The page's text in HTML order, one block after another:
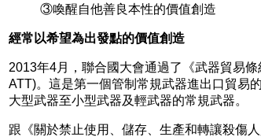
③喚醒自他善良本性的價值創造
經常以希望為出發點的價值創造
2013年4月，聯合國大會通過了《武器貿易
ATT)。這是第一個管制常規武器進出口貿易
大型武器至小型武器及輕武器的常規武器。
跟《關於禁止使用、儲存、生產和轉讓殺傷